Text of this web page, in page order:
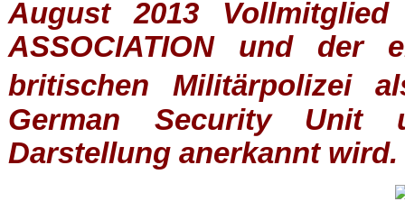
August 2013
ASSOCIATIONund der
britischen
Militärpolizei
German Security Unit
Darstellung anerkannt wird.